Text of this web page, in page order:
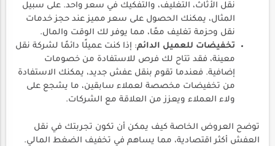
نقل الأثاث، التغليف، والتفكيك في سعر واحد. على سبيل
المثال، يمكنك الحصول على سعر مميز عند حجز خدمات
نقل وحزمة تغليف معًا، مما يوفر لك الوقت والمال.
تخفيضات للعميل الدائم: إذا كنت عميلًا دائمًا لشركة نقل
معينة، فقد تتاح لك فرص للاستفادة من خصومات
إضافية. فعندما تقوم بنقل عفش جديد، يمكنك الاستفادة
من تخفيضات مخصصة لعملاء سابقين، ما يشجع على
ولاء العملاء ويعزز من العلاقة مع الشركات.
توضح العروض الخاصة كيف يمكن أن تكون تجربتك في نقل
العفش أكثر اقتصادية، مما يساهم في تخفيف الضغط المالي.